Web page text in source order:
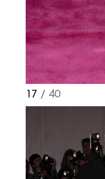
17 / 40